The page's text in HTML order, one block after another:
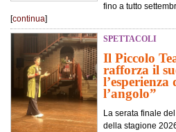
fino a tutto
[continua]
SPETTACOLI
Il Piccolo
rafforza il
l’angolo”
La serata finale
della stagione